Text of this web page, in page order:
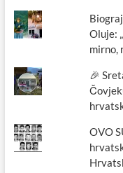
Oluje:
mirno,
🎉
OVO